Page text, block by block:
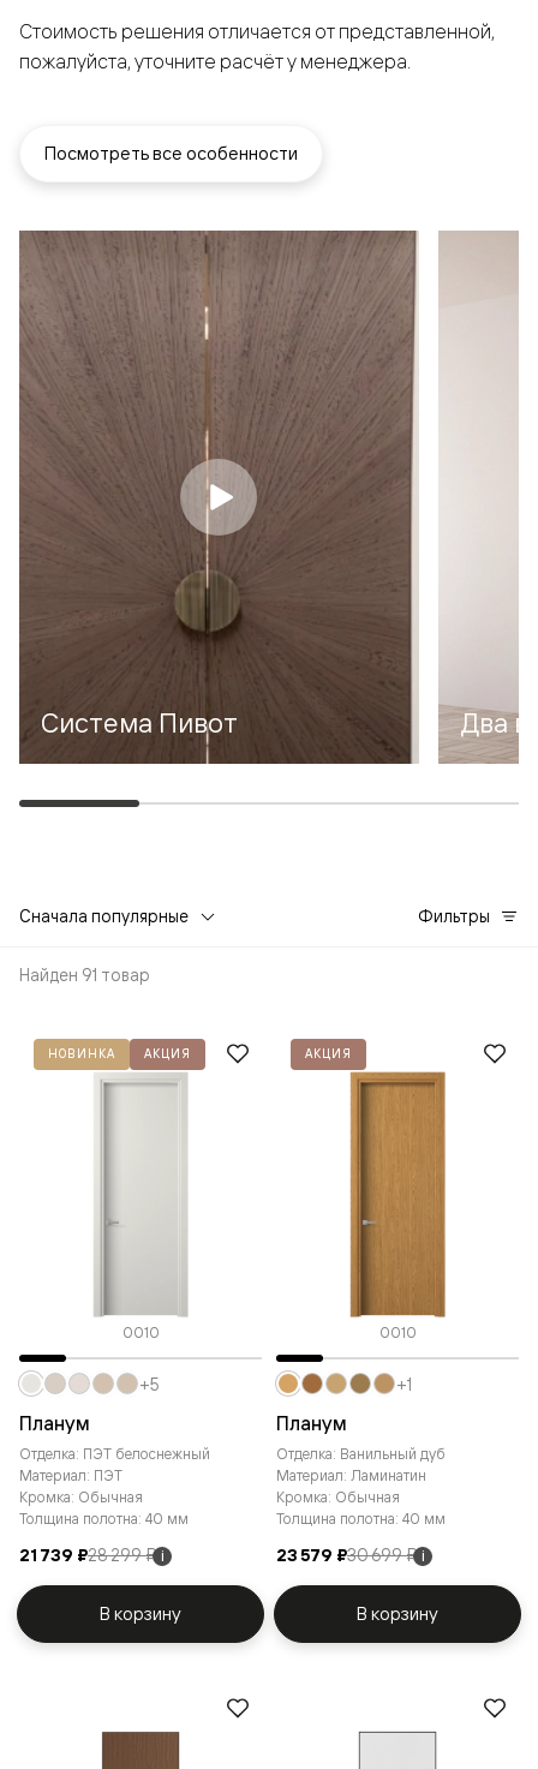
Стоимость решения отличается от представленной,
пожалуйста, уточните расчёт у менеджера.
Посмотреть все особенности
Система Пивот Два
Сначала популярные Фильтры
Найден 91 товар
НОВИНКА АКЦИЯ
0010
Планум
Отделка: ПЭТ белоснежный
Материал: ПЭТ
Кромка: Обычная
Толщина полотна: 40 мм
21 739 ₽28 299 ₽ i
+5
В корзину
АКЦИЯ
0010
Планум
Отделка: Ванильный дуб
Материал: Ламинатин
Кромка: Обычная
Толщина полотна: 40 мм
23 579 ₽30 699 ₽ i
+1
В корзину